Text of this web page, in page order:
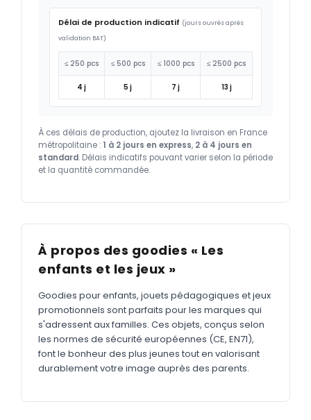
Délai de production indicatif (jours ouvrés après
validation BAT)
≤ 250 pcs ≤ 500 pcs ≤ 1000 pcs ≤ 2500 pcs
4 j 5 j 7 j 13 j
À ces délais de production, ajoutez la livraison en France
métropolitaine : 1 à 2 jours en express, 2 à 4 jours en
standard. Délais indicatifs pouvant varier selon la période
et la quantité commandée.
À propos des goodies « Les
enfants et les jeux »
Goodies pour enfants, jouets pédagogiques et jeux
promotionnels sont parfaits pour les marques qui
s'adressent aux familles. Ces objets, conçus selon
les normes de sécurité européennes (CE, EN71),
font le bonheur des plus jeunes tout en valorisant
durablement votre image auprès des parents.